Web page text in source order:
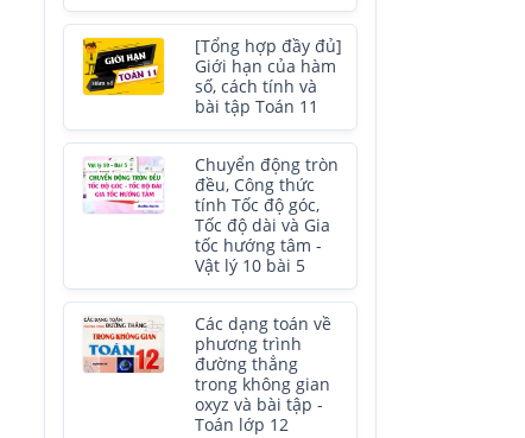
[Tổng hợp đầy đủ]
Giới hạn của hàm
số, cách tính và
bài tập Toán 11
Chuyển động tròn
đều, Công thức
tính Tốc độ góc,
Tốc độ dài và Gia
tốc hướng tâm -
Vật lý 10 bài 5
Các dạng toán về
phương trình
đường thẳng
trong không gian
oxyz và bài tập -
Toán lớp 12